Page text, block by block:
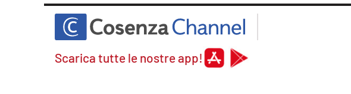
Vai
Scarica tutte le nostre app!